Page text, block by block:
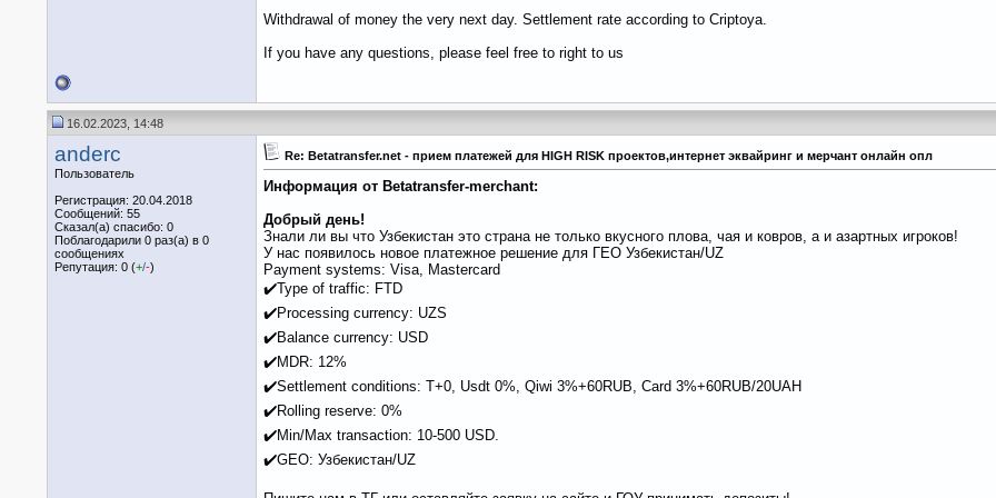
Withdrawal of money the very next day. Settlement rate according to Criptoya.
If you have any questions, please feel free to right to us
16.02.2023, 14:48
anderc
Пользователь
Регистрация: 20.04.2018
Сообщений: 55
Сказал(а) спасибо: 0
Поблагодарили 0 раз(а) в 0
сообщениях
Репутация: 0 (+/-)
Re: Betatransfer.net - прием платежей для HIGH RISK проектов,интернет эквайринг и мерчант онлайн опл
Информация от Betatransfer-merchant:
Добрый день!
Знали ли вы что Узбекистан это страна не только вкусного плова, чая и ковров, а и азартных игроков!
У нас появилось новое платежное решение для ГЕО Узбекистан/UZ
Payment systems: Visa, Mastercard
✔️Type of traffic: FTD
✔️Processing currency: UZS
✔️Balance currency: USD
✔️MDR: 12%
✔️Settlement conditions: T+0, Usdt 0%, Qiwi 3%+60RUB, Card 3%+60RUB/20UAH
✔️Rolling reserve: 0%
✔️Min/Max transaction: 10-500 USD.
✔️GEO: Узбекистан/UZ